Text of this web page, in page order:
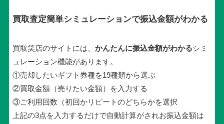
買取査定簡単シミュレーションで振込金額がわかる
買取笑店のサイトには、 かんたんに振込金額がわかるシミ
ュレーション機能があります。
①売却したいギフト券種を19種類から選ぶ
②買取金額（売りたい金額）を入力する
③ご利用回数（初回かリピートのどちらかを選択
上記の3点を入力するだけで自動計算がされお振込金額は